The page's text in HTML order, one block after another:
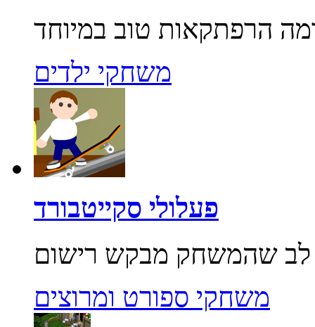
משחקי ילדים
פעלולי סקייטבורד
משחקי ספורט ומרוצים